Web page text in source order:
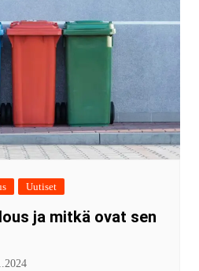
Uutiset
ja mitkä ovat sen